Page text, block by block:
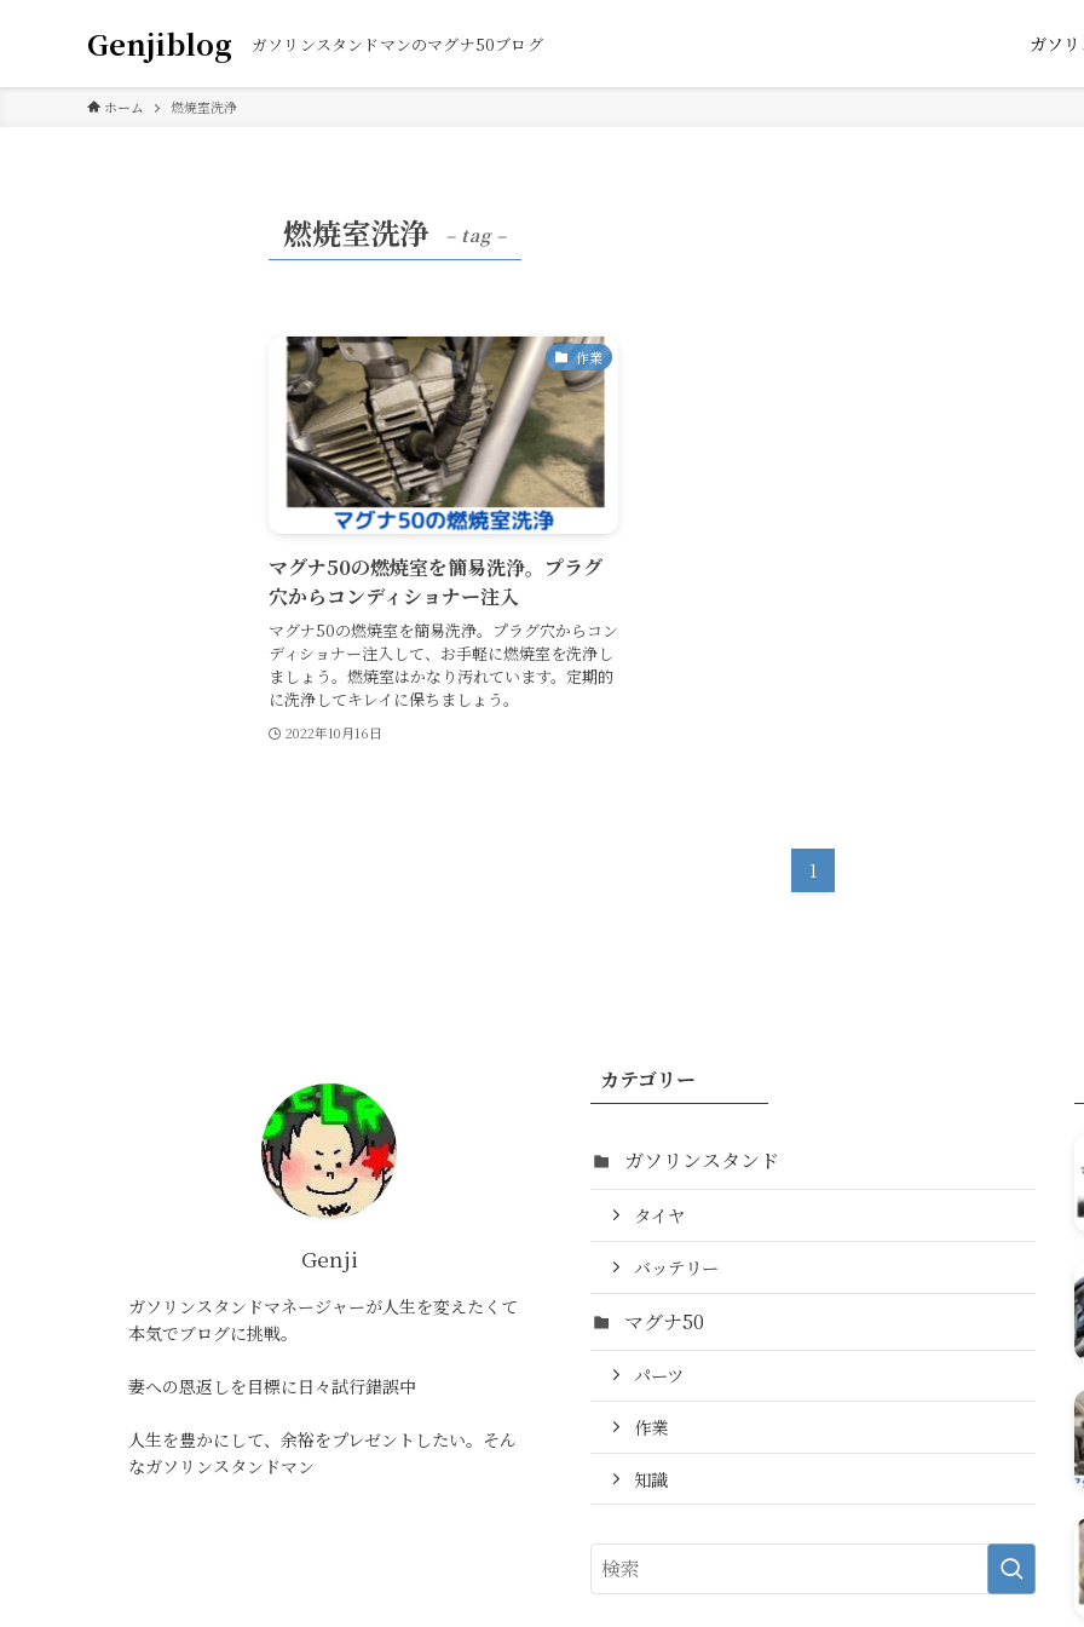
Genjiblog ガソリンスタンドマンのマグナ50ブログ ガソ
ホーム 燃焼室洗浄
燃焼室洗浄 – tag –
作業
マグナ50の燃焼室を簡易洗浄。プラグ
穴からコンディショナー注入
マグナ50の燃焼室を簡易洗浄。プラグ穴からコン
ディショナー注入して、お手軽に燃焼室を洗浄し
ましょう。燃焼室はかなり汚れています。定期的
に洗浄してキレイに保ちましょう。
2022年10月16日
1
Genji
ガソリンスタンドマネージャーが人生を変えたくて
本気でブログに挑戦。
妻への恩返しを目標に日々試行錯誤中
人生を豊かにして、余裕をプレゼントしたい。そん
なガソリンスタンドマン
カテゴリー
ガソリンスタンド
タイヤ
バッテリー
マグナ50
パーツ
作業
知識